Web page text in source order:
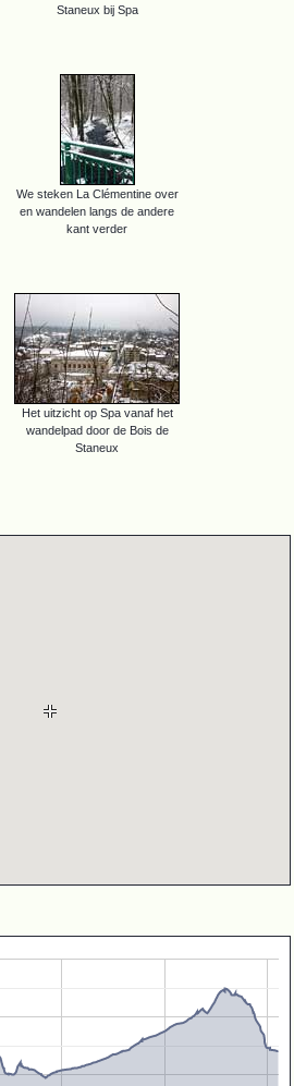
Staneux bij Spa
We steken La Clémentine over
en wandelen langs de andere
kant verder
Het uitzicht op Spa vanaf het
wandelpad door de Bois de
Staneux